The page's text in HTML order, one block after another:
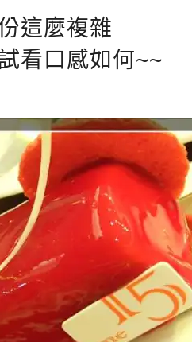
這麼複雜
看口感如何~~